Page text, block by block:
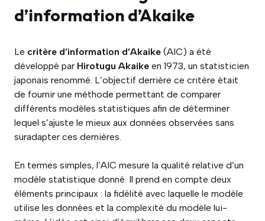
d’information d’Akaike
Le critère d’information d’Akaike (AIC) a été
développé par Hirotugu Akaike en 1973, un statisticien
japonais renommé. L’objectif derrière ce critère était
de fournir une méthode permettant de comparer
différents modèles statistiques afin de déterminer
lequel s’ajuste le mieux aux données observées sans
suradapter ces dernières.
En termes simples, l’AIC mesure la qualité relative d’un
modèle statistique donné. Il prend en compte deux
éléments principaux : la fidélité avec laquelle le modèle
utilise les données et la complexité du modèle lui-